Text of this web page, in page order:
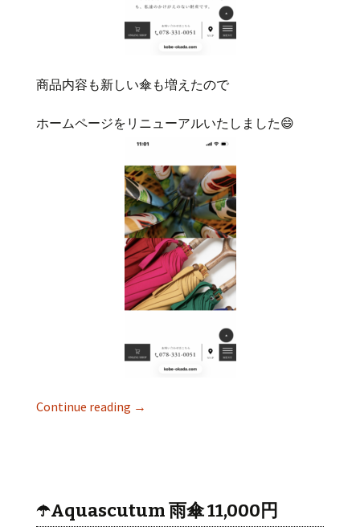
商品内容も新しい傘も増えたので
ホームページをリニューアルいたしました😄
Continue reading →
☂️Aquascutum 雨傘 11,000円